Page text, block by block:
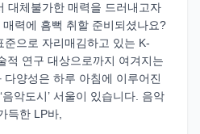
대체불가한 매력을 드러내고자
력에 흠뻑 취할 준비되셨나요?
으로 자리매김하고 있는 K-
적 연구 대상으로까지 여겨지는
양성은 하루 아침에 이루어진
악도시’ 서울이 있습니다. 음악
득한 LP바,